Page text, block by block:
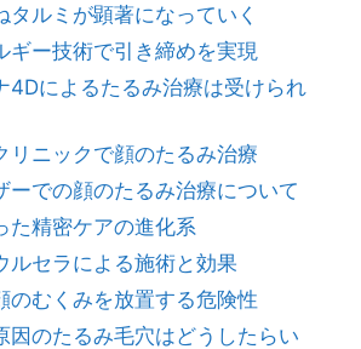
タルミが顕著になっていく
ギー技術で引き締めを実現
4Dによるたるみ治療は受けられ
リニックで顔のたるみ治療
ーでの顔のたるみ治療について
た精密ケアの進化系
ルセラによる施術と効果
のむくみを放置する危険性
因のたるみ毛穴はどうしたらい